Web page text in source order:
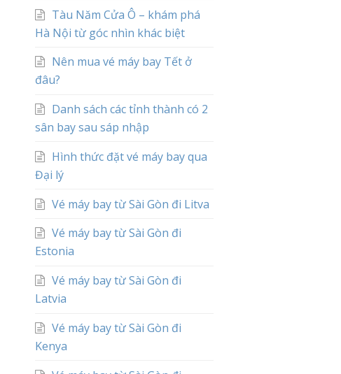
Tàu Năm Cửa Ô – khám phá
Hà Nội từ góc nhìn khác biệt
Nên mua vé máy bay Tết ở
đâu?
Danh sách các tỉnh thành có 2
sân bay sau sáp nhập
Hình thức đặt vé máy bay qua
Đại lý
Vé máy bay từ Sài Gòn đi Litva
Vé máy bay từ Sài Gòn đi
Estonia
Vé máy bay từ Sài Gòn đi
Latvia
Vé máy bay từ Sài Gòn đi
Kenya